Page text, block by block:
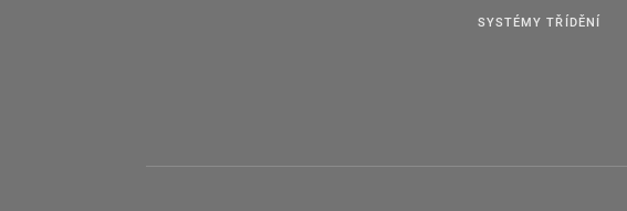
SYSTÉMY TŘÍDĚNÍ